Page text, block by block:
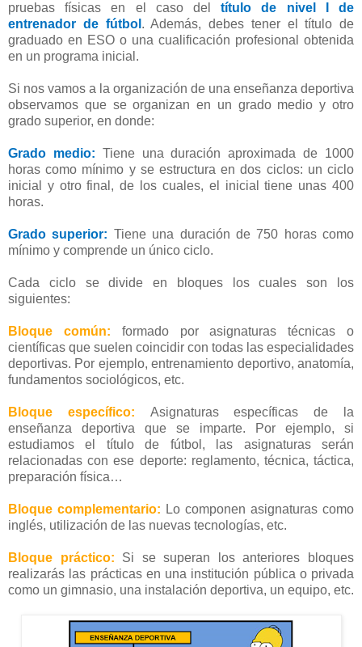
pruebas físicas en el caso deltítulo de nivel I de
entrenador de fútbol . Además, debes tener el título de
graduado en ESO o una cualificación profesional obtenida
en un programa inicial.
Si nos vamos a la organización de una enseñanza deportiva
observamos que se organizan en un grado medio y otro
grado superior, en donde:
Grado medio: Tiene una duración aproximada de 1000
horas como mínimo y se estructura en dos ciclos: un ciclo
inicial y otro final, de los cuales, el inicial tiene unas 400
horas.
Grado superior: Tiene una duración de 750 horas como
mínimo y comprende un único ciclo.
Cada ciclo se divide en bloques los cuales son los
siguientes:
Bloque común: formado por asignaturas técnicas o
científicas que suelen coincidir con todas las especialidades
deportivas. Por ejemplo, entrenamiento deportivo, anatomía,
fundamentos sociológicos, etc.
Bloque específico:
Asignaturas específicas de la
enseñanza deportiva que se imparte. Por ejemplo, si
estudiamos el título de fútbol, las asignaturas serán
relacionadas con ese deporte: reglamento, técnica, táctica,
preparación física…
Bloque complementario: Lo componen asignaturas como
inglés, utilización de las nuevas tecnologías, etc.
Bloque práctico: Si se superan los anteriores bloques
realizarás las prácticas en una institución pública o privada
como un gimnasio, una instalación deportiva, un equipo, etc.